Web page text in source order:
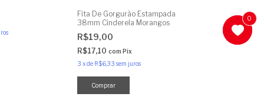
Fita De Gorgurão Estampada
38mm Cinderela Morangos
R$19,00
R$17,10 com Pix
3 xde R$6,33 sem juros
0
0